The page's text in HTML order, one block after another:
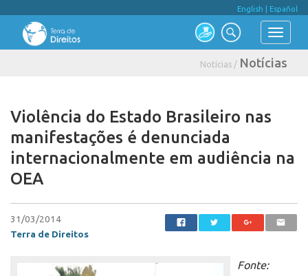
English Español
Notícias / Notícias
Violência do Estado Brasileiro nas
manifestações é denunciada
internacionalmente em audiência na
OEA
31/03/2014
Terra de Direitos
Fonte: